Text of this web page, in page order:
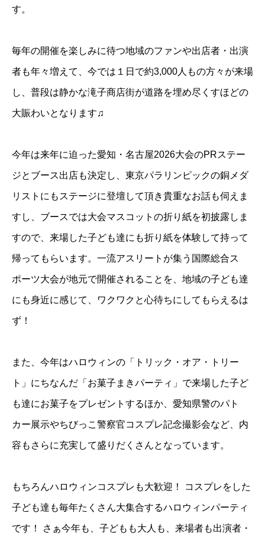
す。
毎年の開催を楽しみに待つ地域のファンや出店者・出演
者も年々増えて、今では１日で約3,000人もの方々が来場
し、普段は静かな滝子商店街が道路を埋め尽くすほどの
大賑わいとなります♫
今年は来年に迫った愛知・名古屋2026大会のPRステー
ジとブース出店も決定し、東京パラリンピックの銅メダ
リストにもステージに登壇して頂き貴重なお話も伺えま
すし、ブースでは大会マスコットの折り紙を初披露しま
すので、来場した子ども達にも折り紙を体験して持って
帰ってもらいます。一流アスリートが集う国際総合ス
ポーツ大会が地元で開催されることを、地域の子ども達
にも身近に感じて、ワクワクと心待ちにしてもらえるは
ず！
また、今年はハロウィンの「トリック・オア・トリー
ト」にちなんだ「お菓子まきパーティ」で来場した子ど
も達にお菓子をプレゼントするほか、愛知県警のパト
カー展示やちびっこ警察官コスプレ記念撮影会など、内
容もさらに充実して盛りだくさんとなっています。
もちろんハロウィンコスプレも大歓迎！ コスプレをした
子ども達も毎年たくさん大集合するハロウィンパーティ
です！ さぁ今年も、子どもも大人も、来場者も出演者・